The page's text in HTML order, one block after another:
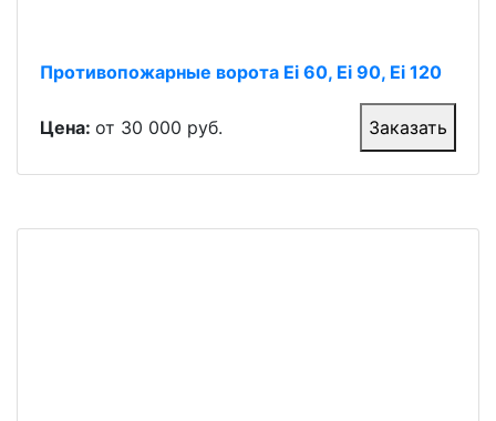
Противопожарные ворота Ei 60, Ei 90, Ei 120
Цена: от 30 000 руб. Заказать